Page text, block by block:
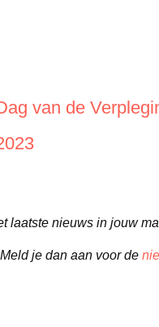
van de
laatste nieuws in jouw
Meld je dan aan voor de